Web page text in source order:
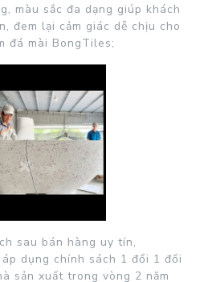
màu sắc đa dạng giúp khách
đem lại cảm giác dễ chịu cho
đá mài BongTiles;
sau bán hàng uy tín,
dụng chính sách 1 đổi 1 đối
sản xuất trong vòng 2 năm